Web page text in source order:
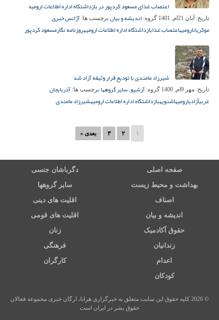
اعتصاب غذای مسعود کردپور در بازداشتگاە ادارە اطلاعات ارومیە
تاریخ: آبان 21ام, 1401 گروه: اندیشه و بیان برچسب ها: آژانس خبری
موکریانارومیهاعتصاب غذابازداشتگاه اداره اطلاعات ارومیهروزنامه نگارمسعود کردپور
شیرزاد مامندی با تودیع قرار وثیقه آزاد شد
تاریخ: مهر 9ام, 1400 گروه: آرشیو, سایر گروهها برچسب ها: آذربایجان
غربیآزادیارومیهاشنویهبازداشتگاه اداره اطلاعات ارومیهشیرزاد مامندی
۱ ۲ ۳ بعدی »
صفحه اصلی دگرباشان جنسی
بهداشت و محیط زیست سایر گروهها
اصناف اقلیت های دینی
اندیشه و بیان اقلیت های قومی
حقوق آکادمیک زنان
زندانیان فرهنگی
اعدام کارگران
کودکان
© 2026 کلیه حقوق این سایت متعلق به خبرگزاری هرانا، ارگان خبری مجموعه فعالان
حقوق بشر در ایران است